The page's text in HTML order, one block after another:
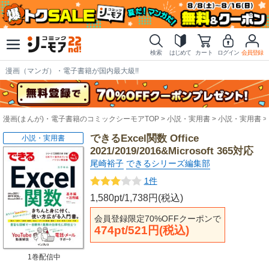
検索 はじめて カート ログイン 会員登録
漫画（マンガ）・電子書籍が国内最大級!!
漫画(まんが)・電子書籍のコミックシーモアTOP 小説・実用書 小説・実用書
できるExcel関数 Office
2021/2019/2016&Microsoft 365対応
尾崎裕子 できるシリーズ編集部
1件
1,580pt/1,738円(税込)
会員登録限定70%OFFクーポンで
474pt/521円(税込)
小説・実用書
1巻配信中